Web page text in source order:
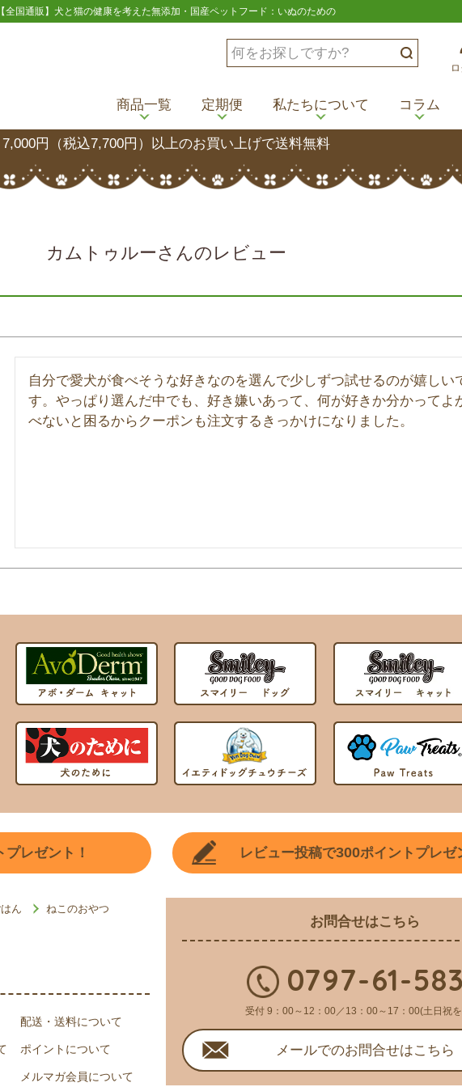
【全国通販】犬と猫の健康を考えた無添加・国産ペットフード：いぬのための
商品一覧 定期便 私たちについて コラム
7,000円（税込7,700円）以上のお買い上げで送料無料
カムトゥルーさんのレビュー
自分で愛犬が食べそうな好きなのを選んで少しずつ試せるのが嬉しい
す。やっぱり選んだ中でも、好き嫌いあって、何が好きか分かってよ
べないと困るからクーポンも注文するきっかけになりました。
プレゼント！ レビュー投稿で300ポイントプレゼ
ん
ねこのおやつ
配送・送料について
ポイントについて
メルマガ会員について
お問合せはこちら
0797-61-
受付 9：00～12：00／13：00～17：00(土日祝
メールでのお問合せはこちら